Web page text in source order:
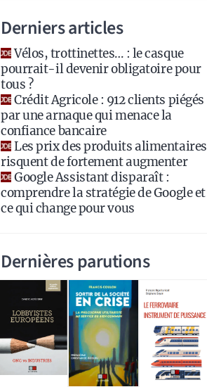
Derniers articles
Vélos, trottinettes… : le casque
pourrait-il devenir obligatoire pour
tous ?
Crédit Agricole : 912 clients piégés
par une arnaque qui menace la
confiance bancaire
Les prix des produits alimentaires
risquent de fortement augmenter
Google Assistant disparaît :
comprendre la stratégie de Google et
ce qui change pour vous
Dernières parutions